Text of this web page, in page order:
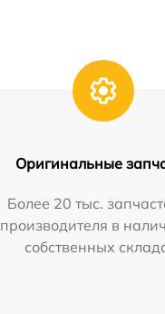
Оригинальные
Более 20 тыс.
производителя в
собственных